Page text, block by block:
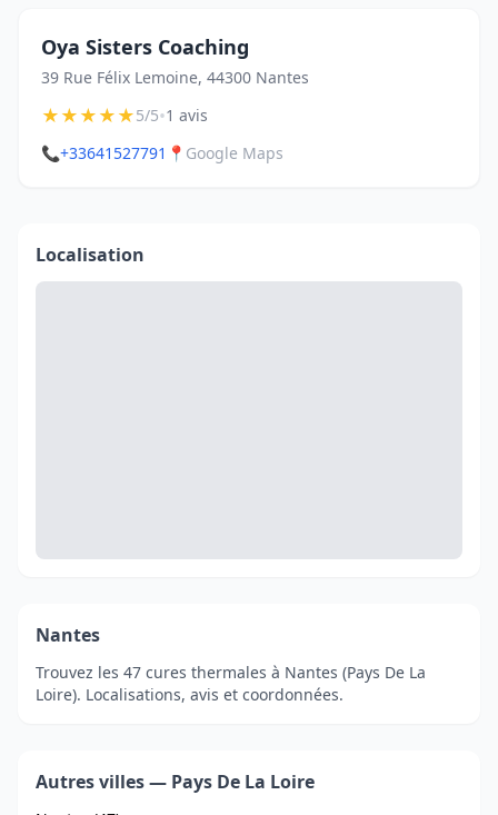
Oya Sisters Coaching
39 Rue Félix Lemoine, 44300 Nantes
★★★★★5/5•1 avis
📞+33641527791 📍 Google Maps
Localisation
Nantes
Trouvez les 47 cures thermales à Nantes (Pays De La
Loire). Localisations, avis et coordonnées.
Autres villes — Pays De La Loire